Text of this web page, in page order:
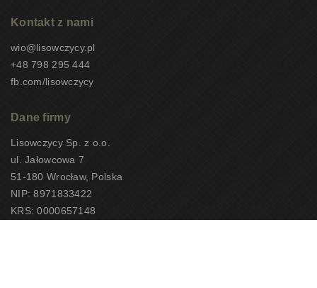
Kontakt z nami
wio@lisowczycy.pl
+48 798 295 444
fb.com/lisowczycy
Dane firmy
Lisowczycy Sp. z o.o.
ul. Jałowcowa 7
51-180 Wrocław, Polska
NIP: 8971833422
KRS: 0000657148